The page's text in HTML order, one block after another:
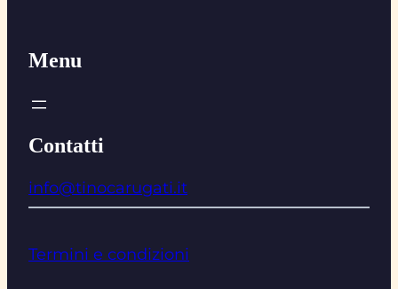
Menu
Contatti
info@tinocarugati.it
Termini e condizioni